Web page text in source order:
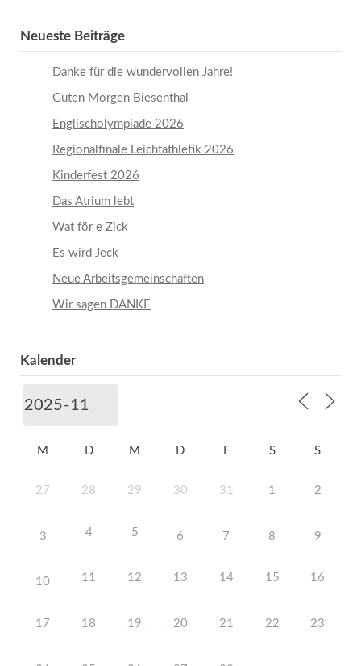
Neueste Beiträge
Danke für die wundervollen Jahre!
Guten Morgen Biesenthal
Englischolympiade 2026
Regionalfinale Leichtathletik 2026
Kinderfest 2026
Das Atrium lebt
Wat för e Zick
Es wird Jeck
Neue Arbeitsgemeinschaften
Wir sagen DANKE
Kalender
M D M D F S S
27 28 29 30 31 1 2
3 4 5 6 7 8 9
10 11 12 13 14 15 16
17 18 19 20 21 22 23